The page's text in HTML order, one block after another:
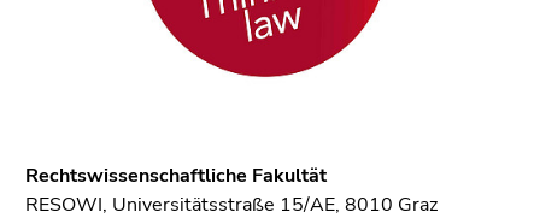
Rechtswissenschaftliche Fakultät
RESOWI, Universitätsstraße 15/AE, 8010 Graz